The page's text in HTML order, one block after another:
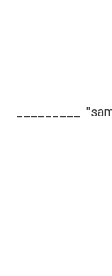
_________.